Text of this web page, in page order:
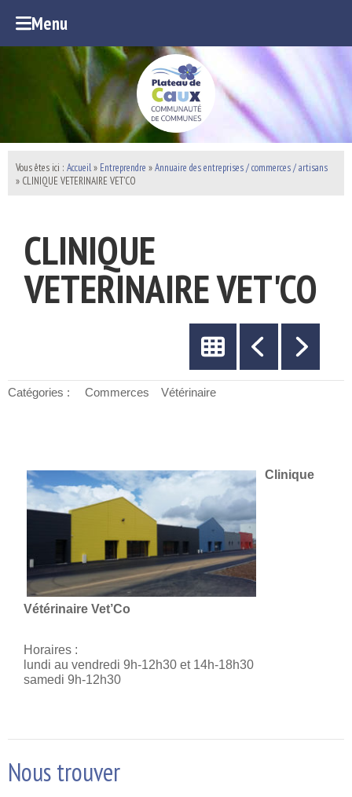
Menu
Vous êtes ici : Accueil» Entreprendre »Annuaire des entreprises / commerces / artisans
» CLINIQUE VETERINAIRE VET'CO
CLINIQUE
VETERINAIRE VET'CO
Catégories : Commerces Vétérinaire
Clinique
Vétérinaire Vet’Co
Horaires :
lundi au vendredi 9h-12h30 et 14h-18h30
samedi 9h-12h30
Nous trouver